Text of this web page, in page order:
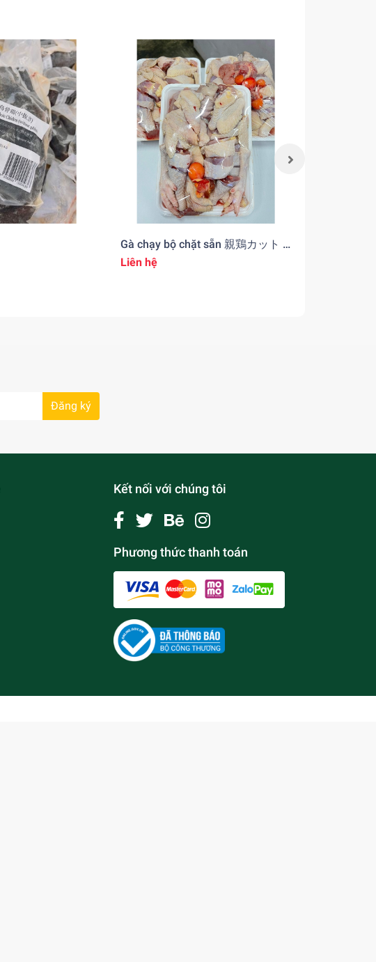
Gà chạy bộ chặt sẵn 親鶏カット (
con )
Liên hệ
Đăng ký
Kết nối với chúng tôi
Phương thức thanh toán